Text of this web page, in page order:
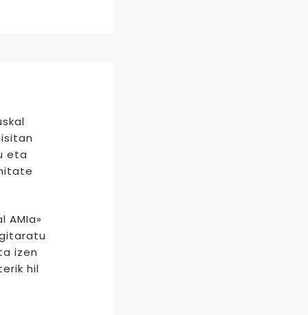
eta
AMIa»
izen
hil